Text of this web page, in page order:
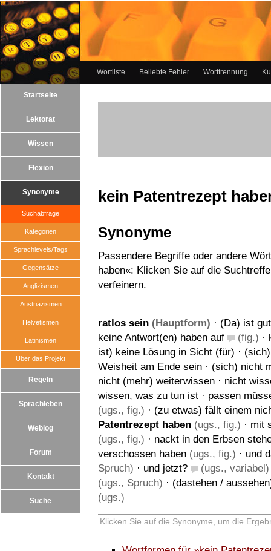
Wortliste Beliebte Fehler Worttrennung
Startseite
Lektorat
Wissen
Flexion
Synonyme
Suchabfrage
Kategorien
Sprachlevels/Tags
Gegensätze
Anglizismen
Austriazismen
Helvetismen
Latinismen
Über das Projekt
Regeln
Sprachleben
Weblog
Forum
Kontakt
Suche
kein Patentrezept
Synonyme
Passendere Begriffe oder andere
haben«: Klicken Sie auf die
verfeinern.
ratlos sein (Hauptform) · (Da) ist
keine Antwort(en) haben auf
(fig.) ·
ist) keine Lösung in Sicht (für) ·
Weisheit am Ende sein · (sich) nicht
nicht (mehr) weiterwissen · nicht
wissen, was zu tun ist · passen
(ugs., fig.) · (zu etwas) fällt einem
Patentrezept haben (ugs., fig.) · mit
(ugs., fig.) · nackt in den Erbsen
verschossen haben (ugs., fig.) · und
Spruch) · und jetzt? (ugs., variabel)
(ugs., Spruch) · (dastehen /
(ugs.)
Klicken Sie auf die Synonyme, um die